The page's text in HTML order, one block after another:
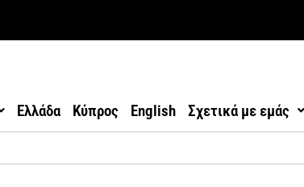
Ελλάδα Κύπρος English Σχετικά με εμάς